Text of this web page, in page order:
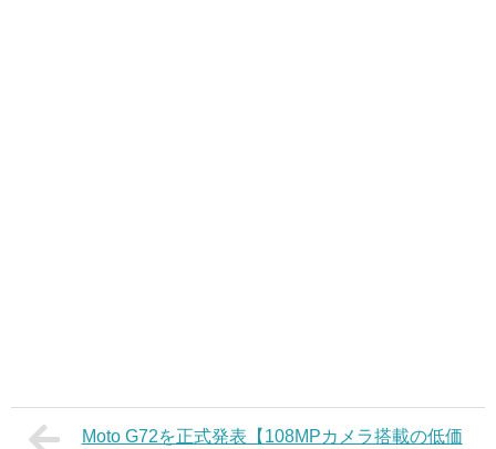
Moto G72を正式発表【108MPカメラ搭載の低価